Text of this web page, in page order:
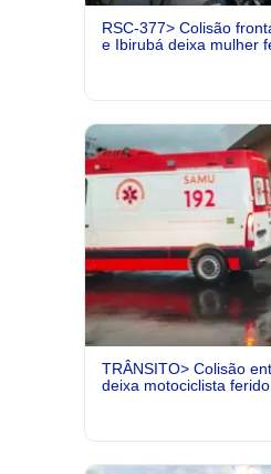
RSC-377> Colisão
e Ibirubá deixa mulher
TRÂNSITO> Colisão
deixa motociclista